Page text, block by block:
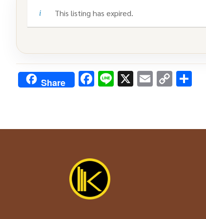
This listing has expired.
Share Facebook
Line
X Email
Copy